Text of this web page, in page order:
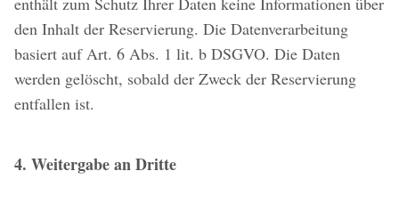
den Inhalt der Reservierung. Die Datenverarbeitung
basiert auf Art. 6 Abs. 1 lit. b DSGVO. Die Daten
werden gelöscht, sobald der Zweck der Reservierung
entfallen ist.
4. Weitergabe an Dritte